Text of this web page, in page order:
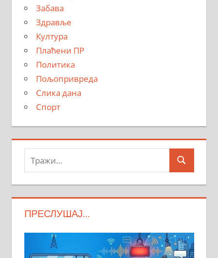
Забава
Здравље
Култура
Плаћени ПР
Политика
Пољопривреда
Слика дана
Спорт
Search
ПРЕСЛУШАЈ…